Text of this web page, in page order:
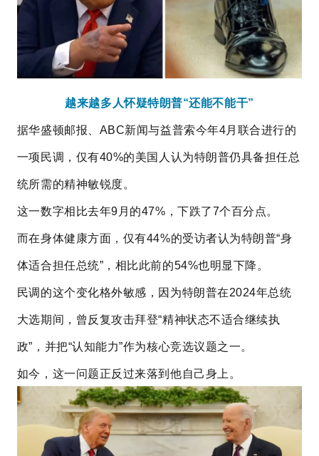
越来越多人怀疑特朗普“还能不能干”
据华盛顿邮报、ABC新闻与益普索今年4月联合进行的
一项民调，仅有40%的美国人认为特朗普仍具备担任总
统所需的精神敏锐度。
这一数字相比去年9月的47%，下跌了7个百分点。
而在身体健康方面，仅有44%的受访者认为特朗普“身
体适合担任总统”，相比此前的54%也明显下降。
民调的这个变化格外敏感，因为特朗普在2024年总统
大选期间，曾反复攻击拜登“精神状态不适合继续执
政”，并把“认知能力”作为核心竞选议题之一。
如今，这一问题正反过来落到他自己身上。